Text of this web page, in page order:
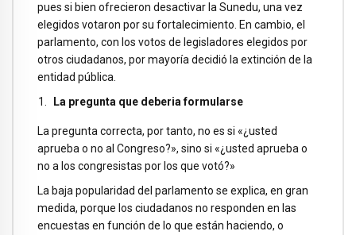
pues si bien ofrecieron desactivar la Sunedu, una vez
elegidos votaron por su fortalecimiento. En cambio, el
parlamento, con los votos de legisladores elegidos por
otros ciudadanos, por mayoría decidió la extinción de la
entidad pública.
La pregunta que deberia formularse
La pregunta correcta, por tanto, no es si «¿usted
aprueba o no al Congreso?», sino si «¿usted aprueba o
no a los congresistas por los que votó?»
La baja popularidad del parlamento se explica, en gran
medida, porque los ciudadanos no responden en las
encuestas en función de lo que están haciendo, o